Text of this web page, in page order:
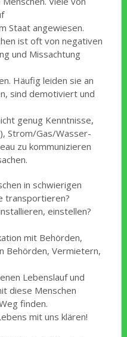
Staat angewiesen.
ist oft von negativen
und Missachtung
Häufig leiden sie an
sind demotiviert und
genug Kenntnisse,
Strom/Gas/Wasser-
zu kommunizieren
in schwierigen
transportieren?
einstellen?
mit Behörden,
Behörden, Vermietern,
Lebenslauf und
diese Menschen
finden.
mit uns klären!